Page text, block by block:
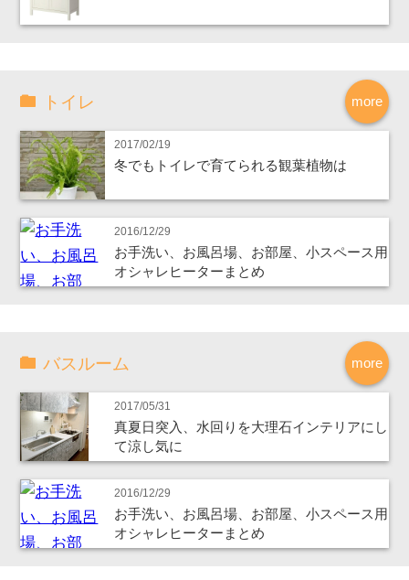
more
トイレ
2017/02/19
冬でもトイレで育てられる観葉植物は
2016/12/29
お手洗い、お風呂場、お部屋、小スペース用
オシャレヒーターまとめ
more
バスルーム
2017/05/31
真夏日突入、水回りを大理石インテリアにし
て涼し気に
2016/12/29
お手洗い、お風呂場、お部屋、小スペース用
オシャレヒーターまとめ